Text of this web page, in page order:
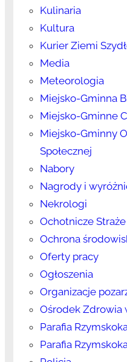
Kulinaria
Kultura
Kurier Ziemi
Media
Meteorologia
Miejsko-Gminna
Miejsko-Gminne
Miejsko-Gminny
Społecznej
Nabory
Nagrody i
Nekrologi
Ochotnicze
Ochrona
Oferty pracy
Ogłoszenia
Organizacje
Ośrodek Zdrowia
Parafia
Parafia